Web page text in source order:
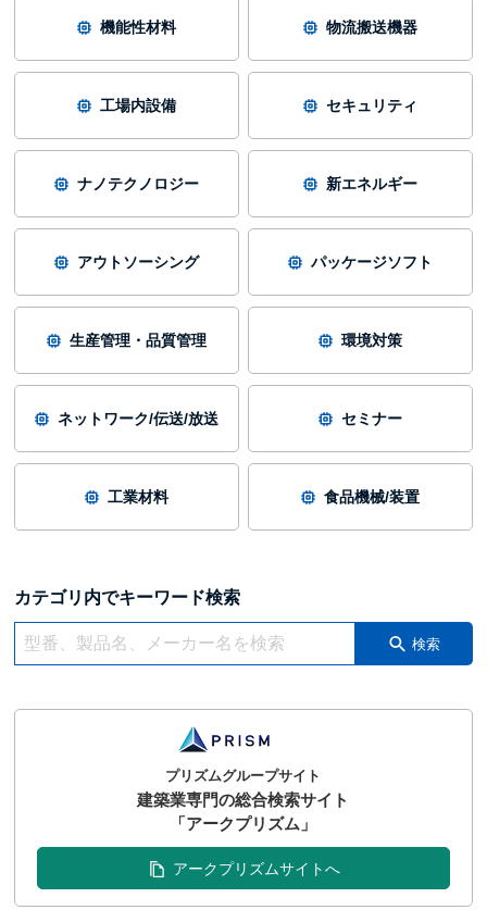
機能性材料 物流搬送機器
工場内設備 セキュリティ
ナノテクノロジー 新エネルギー
アウトソーシング パッケージソフト
生産管理・品質管理 環境対策
ネットワーク/伝送/放送 セミナー
工業材料 食品機械/装置
カテゴリ内でキーワード検索
検索
プリズムグループサイト
建築業専門の総合検索サイト
「アークプリズム」
アークプリズムサイトへ